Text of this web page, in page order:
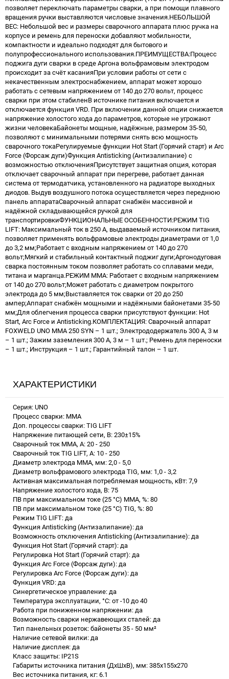
позволяет переключать параметры сварки, а при помощи плавного
вращения ручки выставляются числовые значения.НЕБОЛЬШОЙ
ВЕС: Небольшой вес и размеры сварочного аппарата плюс ручка на
корпусе и ремень для переноски добавляют мобильности,
компактности и идеально подходят для бытового и
полупрофессионального использования.ПРЕИМУЩЕСТВА:Процесс
поджига дуги сварки в среде Аргона вольфрамовым электродом
происходит за счёт касанияПри условии работы от сети с
некачественным электроснабжением, аппарат может хорошо
работать с сетевым напряжением от 140 до 270 вольт, процесс
сварки при этом стабиленВ источнике питания включается и
отключается функция VRD. При включении данной опции снижается
напряжение холостого хода до параметров, которые не угрожают
жизни человекаБайонеты мощные, надёжные, размером 35-50,
позволяют с минимальными потерями снять всю мощность
сварочного токаРегулируемые функции Hot Start (Горячий старт) и Arc
Force (Форсаж дуги)Функция Antisticking (Антизалипание) с
возможностью отключенияПрисутствует защитная опция, которая
отключает сварочный аппарат при перегреве, работает данная
система от термодатчика, установленного на радиаторе выходных
диодов. Выдув воздушного потока осуществляется через переднюю
панель аппаратаСварочный аппарат снабжён массивной и
надёжной складывающейся ручкой для
транспортировкиФУНКЦИОНАЛЬНЫЕ ОСОБЕННОСТИ:РЕЖИМ TIG
LIFT: Максимальный ток в 250 А, выдаваемый источником питания,
позволяет применять вольфрамовые электроды диаметрами от 1,0
до 3,2 мм;Работает с входным напряжением от 140 до 270
вольт;Мягкий и стабильный контактный поджиг дуги;Аргонодуговая
сварка постоянным током позволяет работать со сплавами меди,
титана и марганца.РЕЖИМ MMA: Работает с входным напряжением
от 140 до 270 вольт;Может работать с диаметром покрытого
электрода до 5 мм;Выставляется ток сварки от 20 до 250
ампер;Аппарат снабжён мощными и надёжными байонетами 35-50
мм;Для облегчения процесса сварки присутствуют функции: Hot
Start, Arc Force и Antisticking.КОМПЛЕКТАЦИЯ: Сварочный аппарат
FOXWELD UNO MMA 250 SYN – 1 шт.; Электрододержатель 300 А, 3 м
– 1 шт.; Зажим заземления 300 А, 3 м – 1 шт.; Ремень для переноски
– 1 шт.; Инструкция – 1 шт.; Гарантийный талон – 1 шт.
ХАРАКТЕРИСТИКИ
Серия: UNO
Процесс сварки: MMA
Доп. процессы сварки: TIG LIFT
Напряжение питающей сети, В: 230±15%
Сварочный ток MMA, А: 20 - 250
Сварочный ток TIG LIFT, A: 10 - 250
Диаметр электрода MMA, мм: 2,0 - 5,0
Диаметр вольфрамового электрода TIG, мм: 1,0 - 3,2
Активная максимальная потребляемая мощность, кВт: 7,9
Напряжение холостого хода, В: 75
ПВ при максимальном токе (25 °C) ММА, %: 80
ПВ при максимальном токе (25 °C) TIG, %: 80
Режим TIG LIFT: да
Функция Antisticking (Антизалипание): да
Возможность отключения Antisticking (Антизалипание): да
Функция Hot Start (Горячий старт): да
Регулировка Hot Start (Горячий старт): да
Функция Arc Force (Форсаж дуги): да
Регулировка Arc Force (Форсаж дуги): да
Функция VRD: да
Синергетическое управление: да
Температура эксплуатации, °C: от -10 до 40
Работа при пониженном напряжении: да
Возможность сварки нержавеющих сталей: да
Тип панельных розеток: байонеты 35 - 50 мм²
Наличие сетевой вилки: да
Наличие дисплея: да
Класс защиты: IP21S
Габариты источника питания (ДхШхВ), мм: 385х155х270
Вес источника питания, кг: 6.1